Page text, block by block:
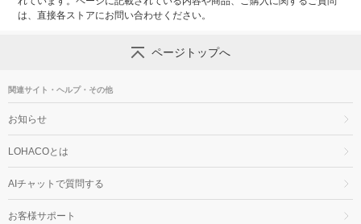
は、直接各ストアにお問い合わせください。
ページトップへ
関連サイト・ヘルプ・その他
お知らせ
LOHACOとは
AIチャットで質問する
お客様サポート